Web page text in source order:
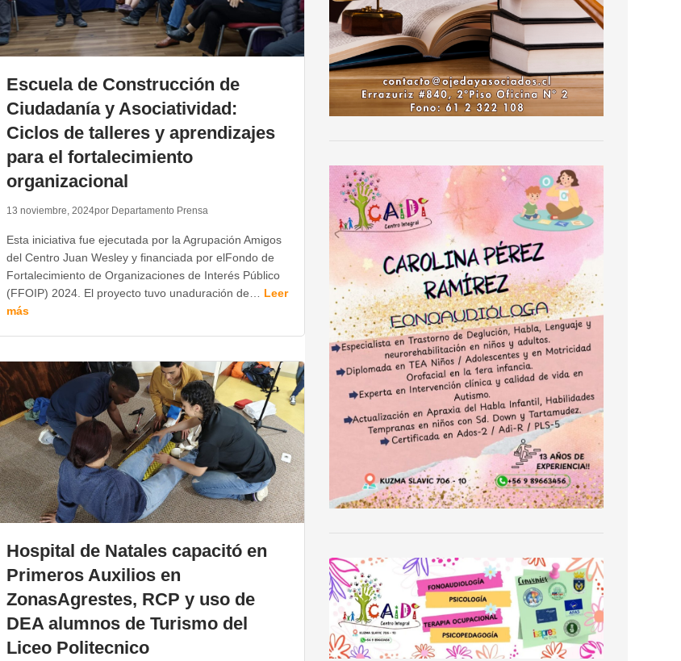
Escuela de Construcción de
Ciudadanía y Asociatividad:
Ciclos de talleres y aprendizajes
para el fortalecimiento
organizacional
13 noviembre, 2024por Departamento Prensa
Esta iniciativa fue ejecutada por la Agrupación Amigos
del Centro Juan Wesley y financiada por elFondo de
Fortalecimiento de Organizaciones de Interés Público
(FFOIP) 2024. El proyecto tuvo unaduración de… Leer
más
Hospital de Natales capacitó en
Primeros Auxilios en
ZonasAgrestes, RCP y uso de
DEA alumnos de Turismo del
Liceo Politecnico